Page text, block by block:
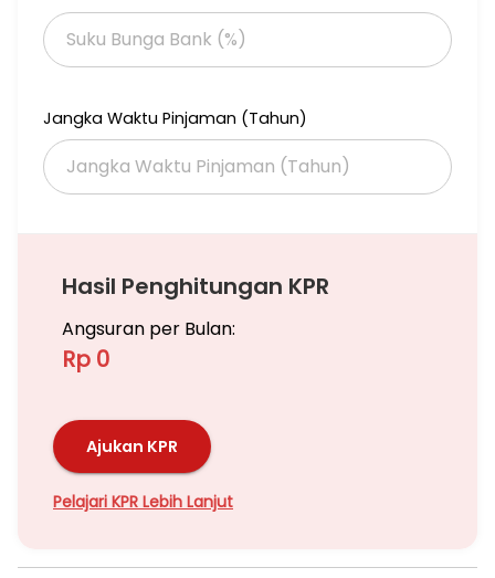
drawasih,Garuda,Merak,parkit,Kutilang,Kenari,kepodang,Wallet,
Manyar,Perkutut,Tekukur,Veteran,Pesanggrahan,Bumi Bintaro
Permai.
Jangka Waktu Pinjaman (Tahun)
Hasil Penghitungan KPR
Angsuran per Bulan:
Rp 0
Ajukan KPR
Pelajari KPR Lebih Lanjut